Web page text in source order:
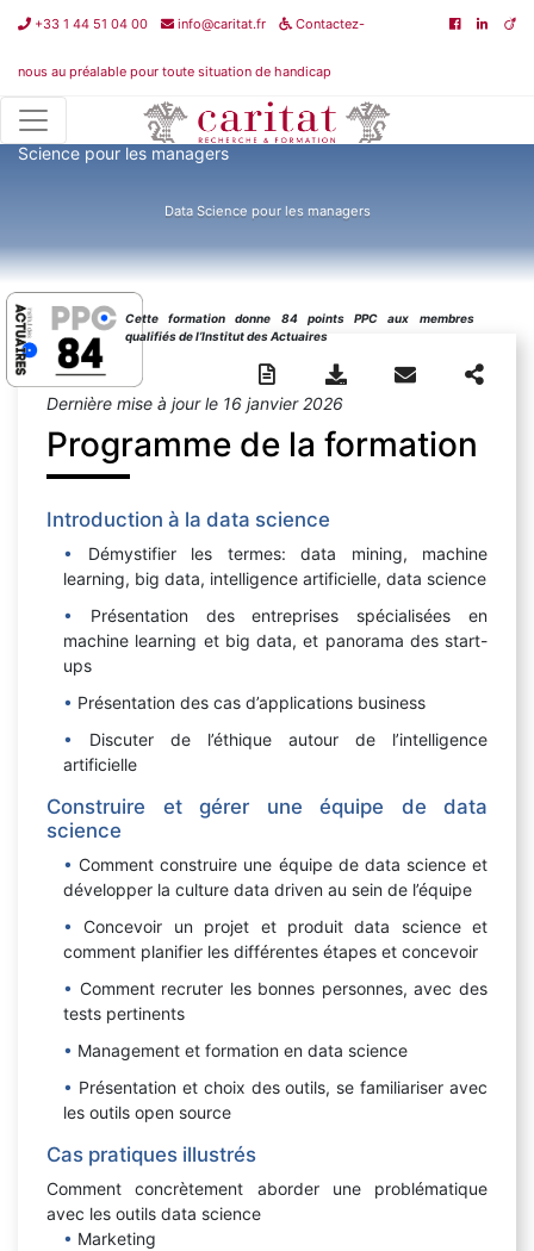
+33 1 44 51 04 00 info@caritat.fr Contactez-
nous au préalable pour toute situation de handicap
Catalogue de formations> Intelligence Artificielle
Science pour les managers
Data Science pour les managers
Cette formation donne 84 points PPC aux membres
qualifiés de l’Institut des Actuaires
Dernière mise à jour le 16 janvier 2026
Programme de la formation
Introduction à la data science
Démystifier les termes: data mining, machine
learning, big data, intelligence artificielle, data science
Présentation des entreprises spécialisées en
machine learning et big data, et panorama des start-
ups
Présentation des cas d’applications business
Discuter de l’éthique autour de l’intelligence
artificielle
Construire et gérer une équipe de data
science
Comment construire une équipe de data science et
développer la culture data driven au sein de l’équipe
Concevoir un projet et produit data science et
comment planifier les différentes étapes et concevoir
Comment recruter les bonnes personnes, avec des
tests pertinents
Management et formation en data science
Présentation et choix des outils, se familiariser avec
les outils open source
Cas pratiques illustrés
Comment concrètement aborder une problématique
avec les outils data science
Marketing